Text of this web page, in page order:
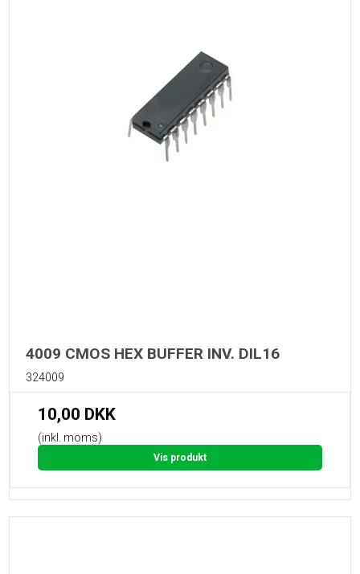
4009 CMOS HEX BUFFER INV. DIL16
324009
10,00 DKK
(inkl. moms)
Vis produkt